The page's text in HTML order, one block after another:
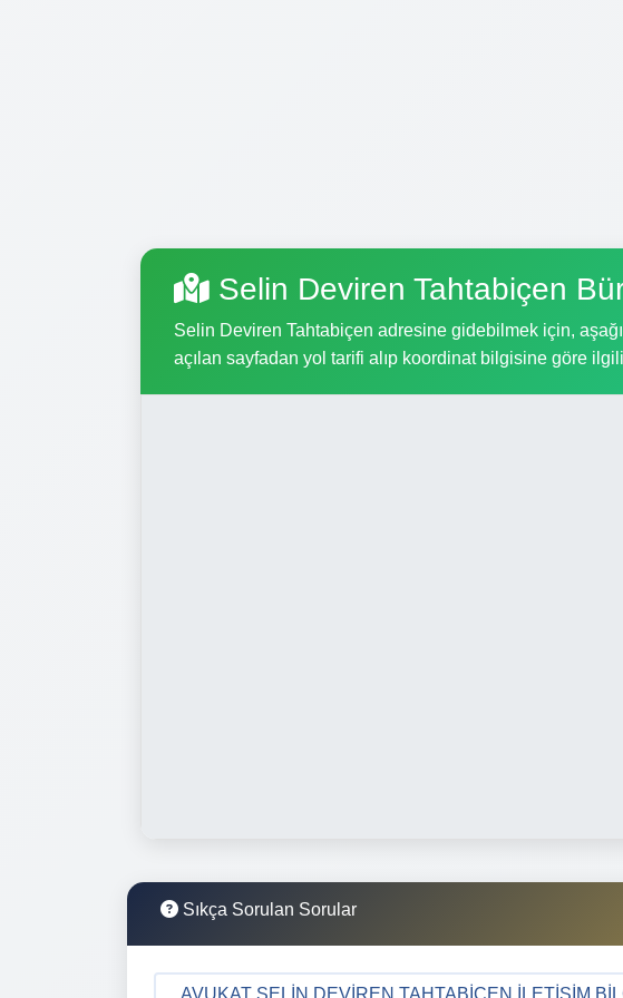
Selin Deviren Tahtabiçen
Selin Deviren Tahtabiçen adresine gidebilmek için,
açılan sayfadan yol tarifi alıp koordinat bilgisine göre
Sıkça Sorulan Sorular
AVUKAT SELIN DEVIREN TAHTABIÇEN İLETIŞIM